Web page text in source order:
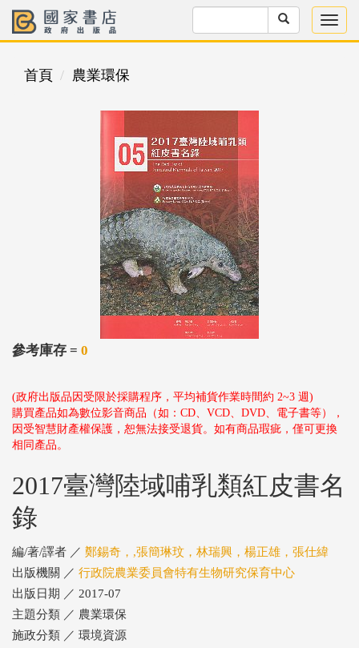
首頁 農業環保
參考庫存 = 0
(政府出版品因受限於採購程序，平均補貨作業時間約 2~3 週)
購買產品如為數位影音商品（如：CD、VCD、DVD、電子書等），
因受智慧財產權保護，恕無法接受退貨。如有商品瑕疵，僅可更換
相同產品。
2017臺灣陸域哺乳類紅皮書名
錄
編/著/譯者 ／ 鄭錫奇，,張簡琳玟，林瑞興，楊正雄，張仕緯
出版機關 ／ 行政院農業委員會特有生物研究保育中心
出版日期 ／ 2017-07
主題分類 ／ 農業環保
施政分類 ／ 環境資源